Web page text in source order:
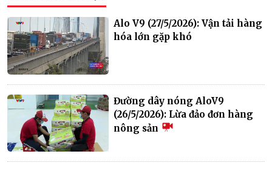
Alo V9 (27/5/2026): Vận tải hàng
hóa lớn gặp khó
Đường dây nóng AloV9
(26/5/2026): Lừa đảo đơn hàng
nông sản